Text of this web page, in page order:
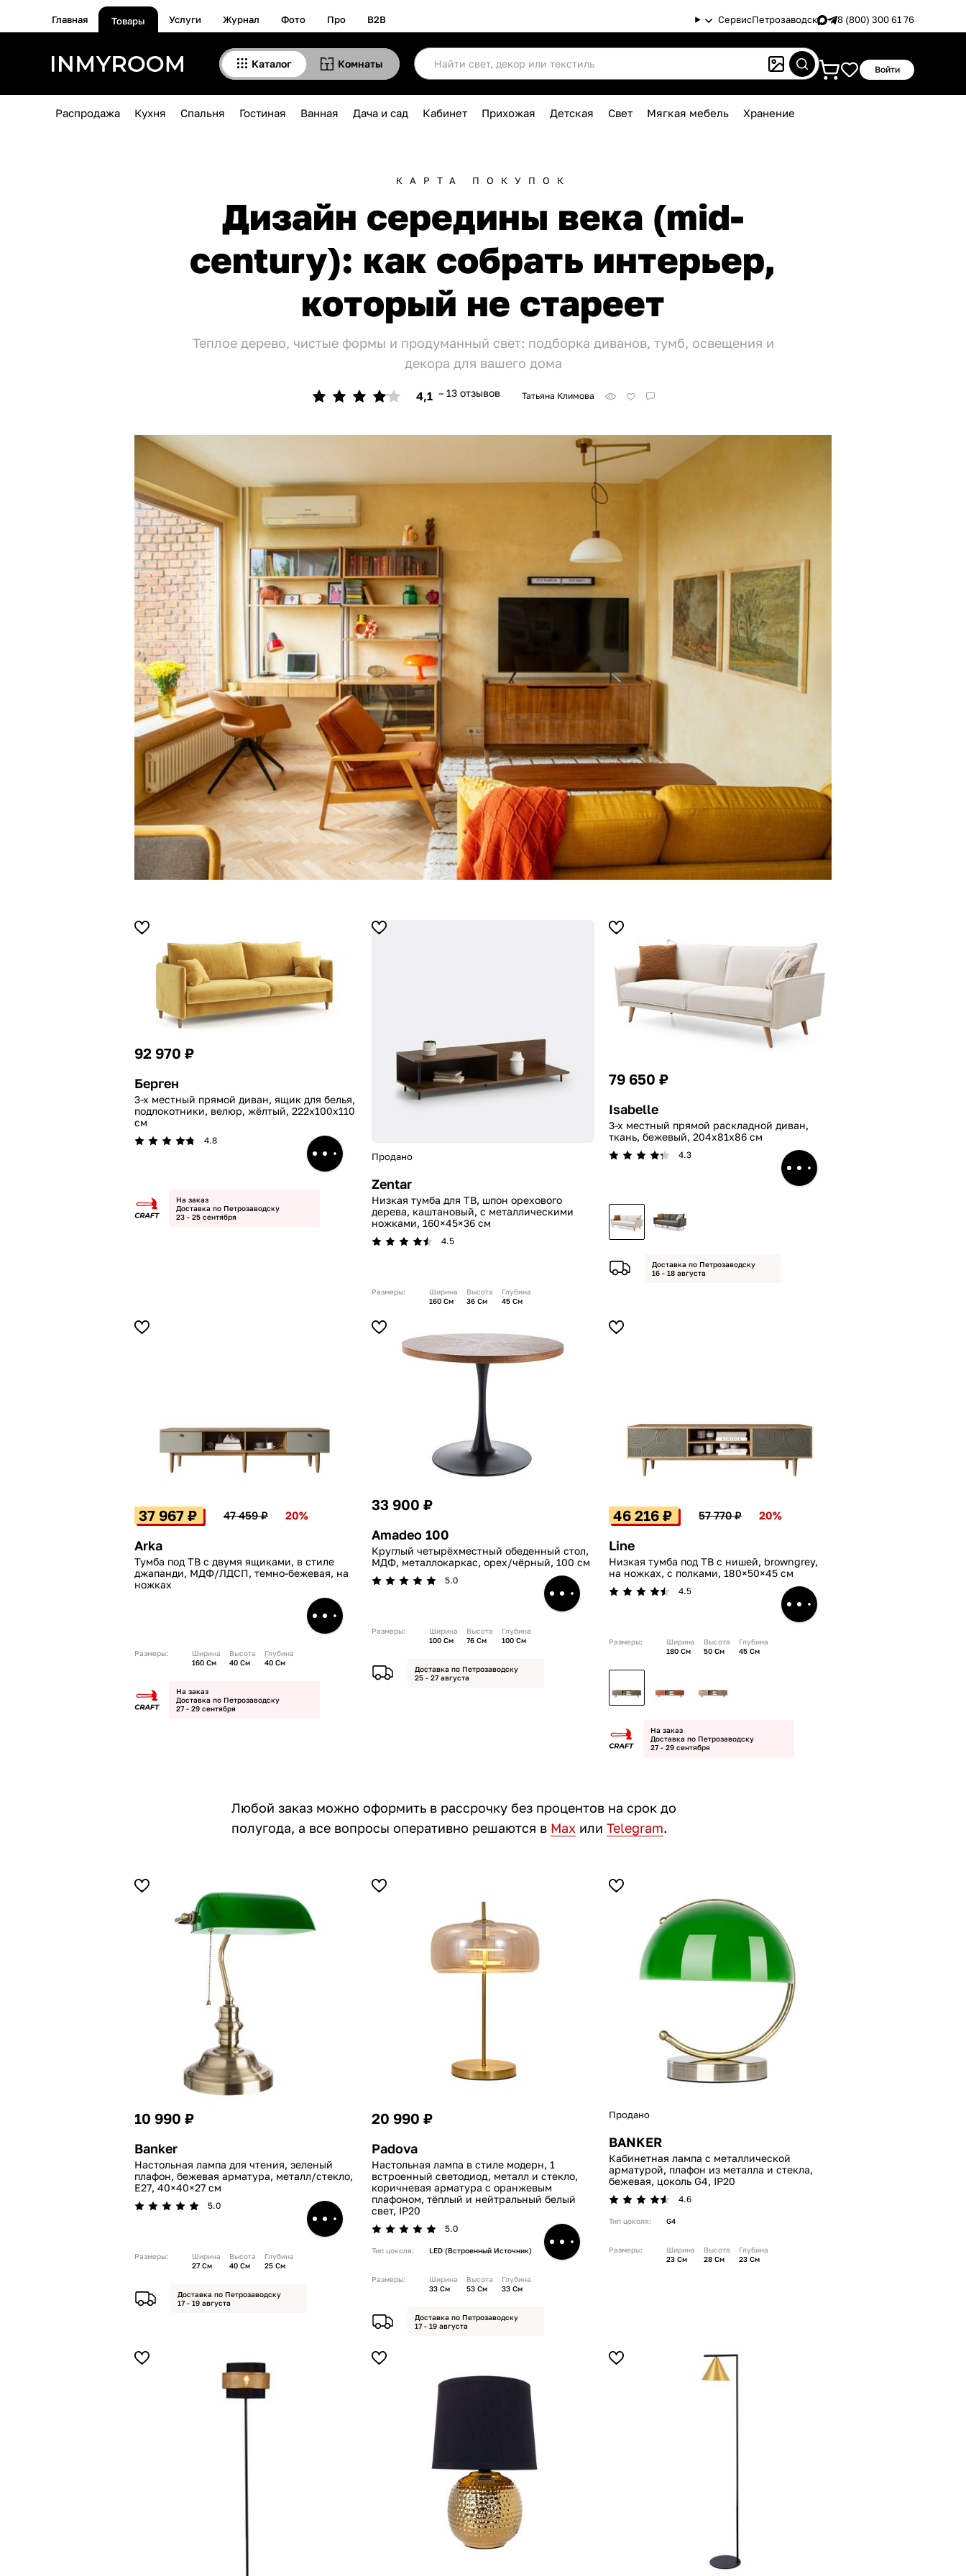
Главная Товары Услуги Журнал Фото Про B2B СервисПетрозаводск 8 (800) 300 61 76
Каталог Комнаты Войти
Распродажа Кухня Спальня Гостиная Ванная Дача и сад Кабинет Прихожая Детская Свет Мягкая мебель Хранение
КАРТА ПОКУПОК
Дизайн середины века (mid-
century): как собрать интерьер,
который не стареет
Теплое дерево, чистые формы и продуманный свет: подборка диванов, тумб, освещения и
декора для вашего дома
4,1 – 13 отзывов Татьяна Климова
92 970 ₽
Берген
3-х местный прямой диван, ящик для белья,
подлокотники, велюр, жёлтый, 222x100x110
см
4.8
На заказ
Доставка по Петрозаводску
23 - 25 сентября
Продано
Zentar
Низкая тумба для ТВ, шпон орехового
дерева, каштановый, с металлическими
ножками, 160×45×36 см
4.5
Размеры:
Ширина
160 См
Высота
36 См
Глубина
45 См
79 650 ₽
Isabelle
3-х местный прямой раскладной диван,
ткань, бежевый, 204x81x86 см
4.3
Доставка по Петрозаводску
16 - 18 августа
37 967 ₽ 47 459 ₽ 20%
Arka
Тумба под ТВ с двумя ящиками, в стиле
джапанди, МДФ/ЛДСП, темно-бежевая, на
ножках
Размеры:
Ширина
160 См
Высота
40 См
Глубина
40 См
На заказ
Доставка по Петрозаводску
27 - 29 сентября
33 900 ₽
Amadeo 100
Круглый четырёхместный обеденный стол,
МДФ, металлокаркас, орех/чёрный, 100 см
5.0
Размеры:
Ширина
100 См
Высота
76 См
Глубина
100 См
Доставка по Петрозаводску
25 - 27 августа
46 216 ₽ 57 770 ₽ 20%
Line
Низкая тумба под ТВ с нишей, browngrey,
на ножках, с полками, 180×50×45 см
4.5
Размеры:
Ширина
180 См
Высота
50 См
Глубина
45 См
На заказ
Доставка по Петрозаводску
27 - 29 сентября
Любой заказ можно оформить в рассрочку без процентов на срок до
полугода, а все вопросы оперативно решаются в Max или Telegram.
10 990 ₽
Banker
Настольная лампа для чтения, зеленый
плафон, бежевая арматура, металл/стекло,
E27, 40×40×27 см
5.0
Размеры:
Ширина
27 См
Высота
40 См
Глубина
25 См
Доставка по Петрозаводску
17 - 19 августа
20 990 ₽
Padova
Настольная лампа в стиле модерн, 1
встроенный светодиод, металл и стекло,
коричневая арматура с оранжевым
плафоном, тёплый и нейтральный белый
свет, IP20
5.0
Тип цоколя: LED (встроенный Источник)
Размеры:
Ширина
33 См
Высота
53 См
Глубина
33 См
Доставка по Петрозаводску
17 - 19 августа
Продано
BANKER
Кабинетная лампа с металлической
арматурой, плафон из металла и стекла,
бежевая, цоколь G4, IP20
4.6
Тип цоколя: G4
Размеры:
Ширина
23 См
Высота
28 См
Глубина
23 См